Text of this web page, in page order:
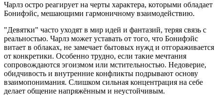
Чарлз остро реагирует на черты характера, которыми обладает
Бонифэйс, мешающими гармоничному взаимодействию.
"Девятки" часто уходят в мир идей и фантазий, теряя связь с
реальностью. Чарлз может уставать от того, что Бонифэйс
витает в облаках, не замечает бытовых нужд и отгораживается
от конкретики. Особенно трудно, если такие мечтания
сопровождаются эгоизмом или мстительностью. Недоверие,
обидчивость и внутренние конфликты подрывают основу
взаимопонимания. Слишком сильная концентрация на себе
делает общение напряжённым и неустойчивым.